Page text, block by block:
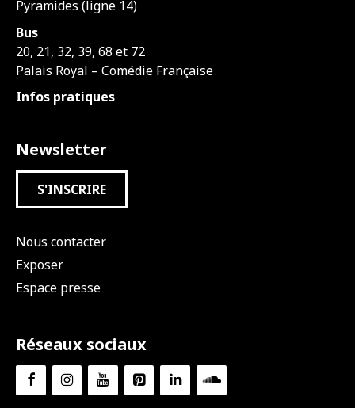
Pyramides (ligne 14)
Bus
20, 21, 32, 39, 68 et 72
Palais Royal – Comédie Française
Infos pratiques
Newsletter
S'INSCRIRE
Nous contacter
Exposer
Espace presse
Réseaux sociaux